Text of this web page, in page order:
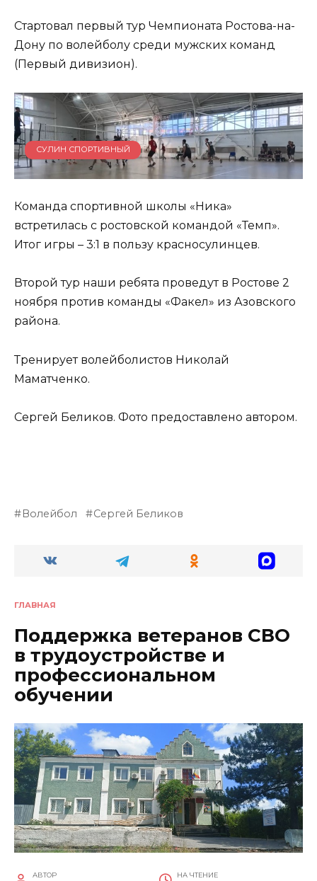
Стартовал первый тур Чемпионата Ростова-на-
Дону по волейболу среди мужских команд
(Первый дивизион).
СУЛИН СПОРТИВНЫЙ
Команда спортивной школы «Ника»
встретилась с ростовской командой «Темп».
Итог игры – 3:1 в пользу красносулинцев.
Второй тур наши ребята проведут в Ростове 2
ноября против команды «Факел» из Азовского
района.
Тренирует волейболистов Николай
Маматченко.
Сергей Беликов. Фото предоставлено автором.
Волейбол Сергей Беликов
ГЛАВНАЯ
Поддержка ветеранов СВО
в трудоустройстве и
профессиональном
обучении
АВТОР НА ЧТЕНИЕ